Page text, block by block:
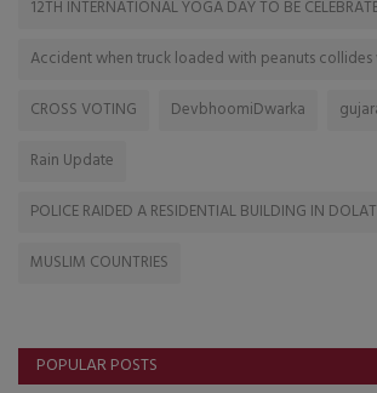
12TH INTERNATIONAL YOGA DAY TO BE
Accident when truck loaded with peanuts
CROSS VOTING
DevbhoomiDwarka
Rain Update
POLICE RAIDED A RESIDENTIAL BUILDING IN
MUSLIM COUNTRIES
POPULAR POSTS